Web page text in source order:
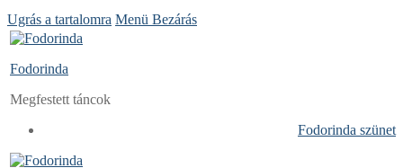
Ugrás a tartalomra Menü Bezárás
Fodorinda
Megfestett táncok
Fodorinda szünet